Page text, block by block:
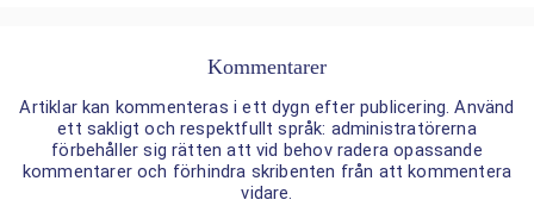
Kommentarer
Artiklar kan kommenteras i ett dygn efter publicering. Använd
ett sakligt och respektfullt språk: administratörerna
förbehåller sig rätten att vid behov radera opassande
kommentarer och förhindra skribenten från att kommentera
vidare.